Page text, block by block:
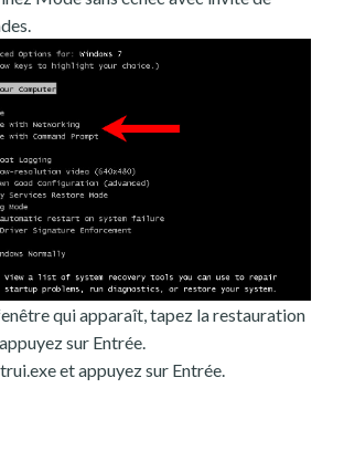
qui apparaît, tapez la restauration
sur Entrée.
et appuyez sur Entrée.